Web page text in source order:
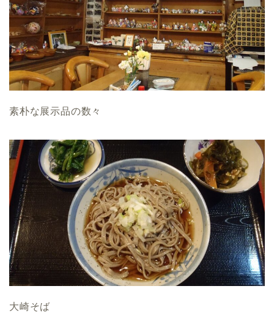
素朴な展示品の数々
大崎そば